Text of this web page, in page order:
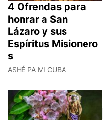
4 Ofrendas para
honrar a San
Lázaro y sus
Espíritus Misionero
s
ASHÉ PA MI CUBA